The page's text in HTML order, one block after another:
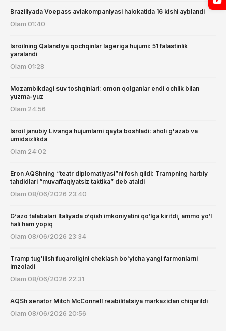
Braziliyada Voepass aviakompaniyasi halokatida 16 kishi ayblandi
Olam 01:40
Isroilning Qalandiya qochqinlar lageriga hujumi: 51 falastinlik
yaralandi
Olam 01:28
Mozambikdagi suv toshqinlari: omon qolganlar endi ochlik bilan
yuzma-yuz
Olam 24:56
Isroil janubiy Livanga hujumlarni qayta boshladi: aholi g'azab va
umidsizlikda
Olam 24:02
Eron AQShning “teatr diplomatiyasi”ni fosh qildi: Trampning harbiy
tahdidlari “muvaffaqiyatsiz taktika” deb ataldi
Olam 08/06/2026 23:40
G‘azo talabalari Italiyada o‘qish imkoniyatini qo‘lga kiritdi, ammo yo‘l
hali ham yopiq
Olam 08/06/2026 23:34
Tramp tug'ilish fuqaroligini cheklash bo'yicha yangi farmonlarni
imzoladi
Olam 08/06/2026 22:31
AQSh senator Mitch McConnell reabilitatsiya markazidan chiqarildi
Olam 08/06/2026 20:56